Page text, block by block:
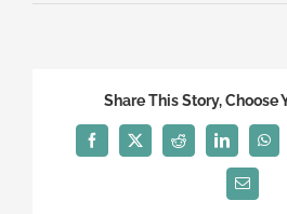
Share This Story, Choose
Facebook
X Reddit LinkedIn
Correo